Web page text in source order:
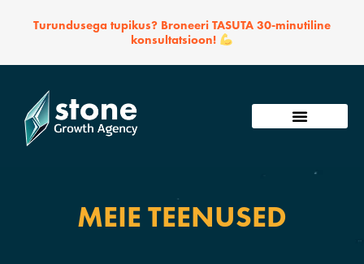
Turundusega tupikus? Broneeri TASUTA 30-minutiline
konsultatsioon!
MEIE TEENUSED